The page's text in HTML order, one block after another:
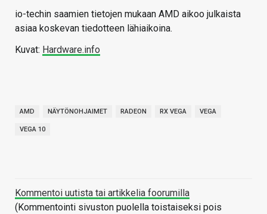
io-techin saamien tietojen mukaan AMD aikoo julkaista
asiaa koskevan tiedotteen lähiaikoina.
Kuvat: Hardware.info
AMD NÄYTÖNOHJAIMET RADEON RX VEGA VEGA
VEGA 10
Kommentoi uutista tai artikkelia foorumilla
(Kommentointi sivuston puolella toistaiseksi pois